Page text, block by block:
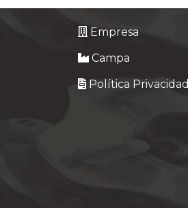
Empresa
Campa
Política Privacidad